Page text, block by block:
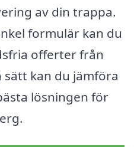
av din trappa.
formulär kan du
offerter från
sätt kan du jämföra
lösningen för